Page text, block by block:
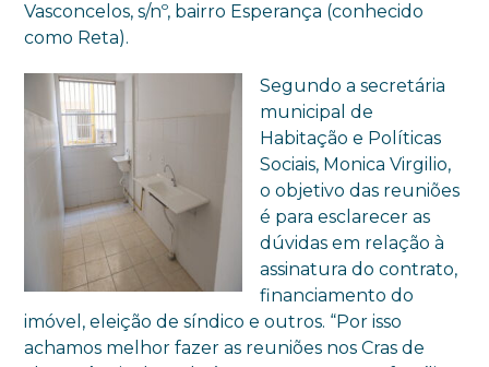
Vasconcelos, s/nº, bairro Esperança (conhecido
como Reta).
Segundo a secretária
municipal de
Habitação e Políticas
Sociais, Monica Virgilio,
o objetivo das reuniões
é para esclarecer as
dúvidas em relação à
assinatura do contrato,
financiamento do
imóvel, eleição de síndico e outros. “Por isso
achamos melhor fazer as reuniões nos Cras de